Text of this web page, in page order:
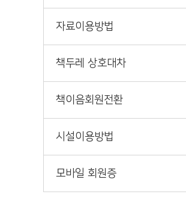
자료이용방법
책두레 상호대차
책이음회원전환
시설이용방법
모바일 회원증